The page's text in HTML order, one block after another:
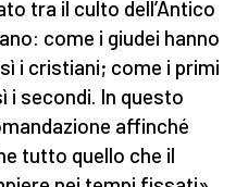
tra il culto dell’Antico
come i giudei hanno
i cristiani; come i primi
i secondi. In questo
affinché
tutto quello che il